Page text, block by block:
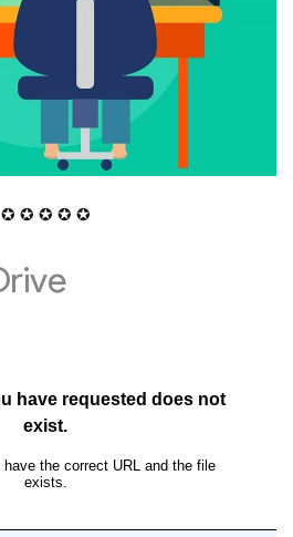
✪ ✪ ✪ ✪ ✪